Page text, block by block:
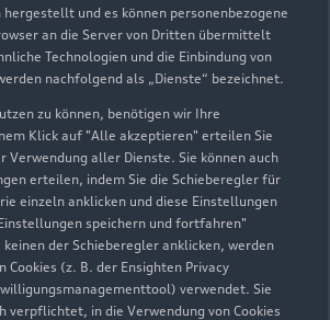
und es können personenbezogene
an die Server von Dritten übermittelt
Technologien und die Einbindung von
nachfolgend als „Dienste“ bezeichnet.
zu können, benötigen wir Ihre
Klick auf "Alle akzeptieren" erteilen Sie
Verwendung aller Dienste. Sie können auch
erteilen, indem Sie die Schieberegler für
einzeln anklicken und diese Einstellungen
speichern und fortfahren"
der Schieberegler anklicken, werden
Cookies (z. B. der Ensighten Privacy
verwendet. Sie
verpflichtet, in die Verwendung von Cookies